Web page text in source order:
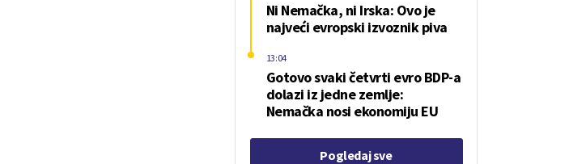
Ni Nemačka, ni Irska: Ovo je
najveći evropski izvoznik piva
Gotovo svaki četvrti evro BDP-a
dolazi iz jedne zemlje:
Nemačka nosi ekonomiju EU
13:04
Pogledaj sve